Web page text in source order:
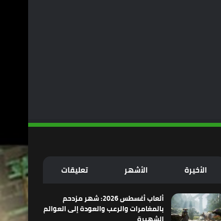
الأخيرة الأشهر تعليقات
ألعاب أغسطس 2026: شهر مزدحم
بالمغامرات والرعب والعودة إلى العوالم